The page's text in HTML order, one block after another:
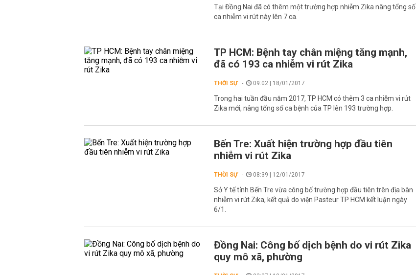
Tại Đồng Nai đã có thêm một trường hợp nhiễm Zika nâng tổng số
ca nhiễm vi rút này lên 7 ca.
TP HCM: Bệnh tay chân miệng tăng mạnh,
đã có 193 ca nhiễm vi rút Zika
THỜI SỰ 09:02 | 18/01/2017
Trong hai tuần đầu năm 2017, TP HCM có thêm 3 ca nhiễm vi rút
Zika mới, nâng tống số ca bệnh của TP lên 193 trường hợp.
Bến Tre: Xuất hiện trường hợp đầu tiên
nhiễm vi rút Zika
THỜI SỰ 08:39 | 12/01/2017
Sở Y tế tỉnh Bến Tre vừa công bố trường hợp đầu tiên trên địa bàn
nhiễm vi rút Zika, kết quả do viện Pasteur TP HCM kết luận ngày
6/1.
Đồng Nai: Công bố dịch bệnh do vi rút Zika
quy mô xã, phường